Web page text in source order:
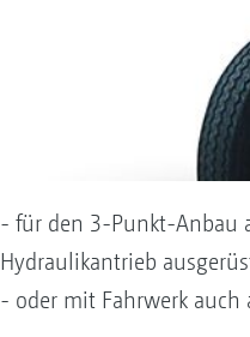
- für den 3-Punkt-Anbau
Hydraulikantrieb
- oder mit Fahrwerk auch